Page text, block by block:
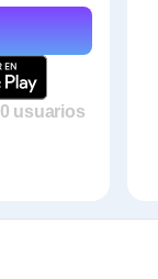
usuarios